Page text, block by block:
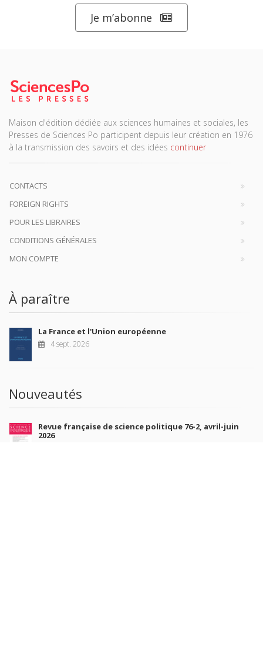
Je m’abonne
Maison d'édition dédiée aux sciences humaines et sociales, les
Presses de Sciences Po participent depuis leur création en 1976
à la transmission des savoirs et des idées continuer
CONTACTS
FOREIGN RIGHTS
POUR LES LIBRAIRES
CONDITIONS GÉNÉRALES
MON COMPTE
À paraître
La France et l'Union européenne
4 sept. 2026
Nouveautés
Revue française de science politique 76-2, avril-juin
2026